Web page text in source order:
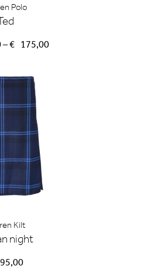
Polo
–€ 175,00Preisspanne:
Kilt
night